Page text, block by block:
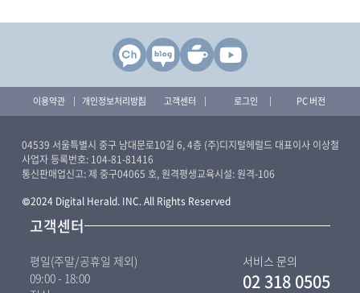
이용약관 개인정보처리방침 고객센터 로그인 PC 버전
04539 서울특별시 중구 남대문로10길 6, 4층 (주)디지털헤럴드 대표이사 이상철
사업자 등록번호: 104-81-81416
통신판매업신고: 제 중구04065 호, 원격평생교육시설: 원격-106
©2024 Digital Herald. INC. All Rights Reserved
고객센터
평일(주말/공휴일 제외)
09:00 - 18:00
서비스 문의
02 318 0505